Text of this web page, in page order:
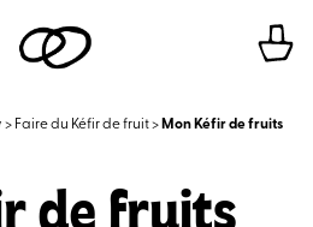
> Faire du Kéfir de fruit> Mon Kéfir de fruits
de fruits